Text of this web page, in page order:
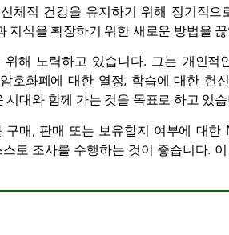
체적 건강을 유지하기 위해 정기적으
식을 확장하기 위한 새로운 방법을
해 노력하고 있습니다. 그는 개인적
호화폐에 대한 열정, 학습에 대한 헌
대와 함께 가는 것을 목표로 하고 있
매, 판매 또는 보유할지 여부에 대한
로 조사를 수행하는 것이 좋습니다.